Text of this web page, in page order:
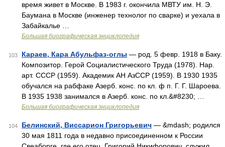
время живет в Москве. В 1983 г. окончила МВТУ им. Н. Э.
Баумана в Москве (инженер технолог по сварке) и уехала в
Забайкалье …
Большая биографическая энциклопедия
103 Караев, Кара Абульфаз-оглы — род. 5 февр. 1918 в Баку.
Композитор. Герой Социалистического Труда (1978). Нар.
арт. СССР (1959). Академик АН АзССР (1959). В 1930 1935
обучался на рабфаке Азерб. конс. по кл. ф п. Г. Г. Шароева.
В 1935 1938 занимался в Азерб. конс. по кл.&#8230; …
Большая биографическая энциклопедия
104 Белинский, Виссарион Григорьевич — &mdash; родился
30 мая 1811 года в недавно присоединенном к России